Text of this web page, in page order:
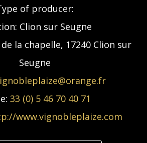
of producer:
Clion sur Seugne
la chapelle, 17240 Clion sur
Seugne
33 (0) 5 46 70 40 71
www.vignobleplaize.com